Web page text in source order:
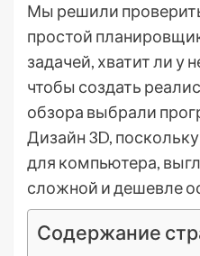
Мы решили
простой
задачей, хватит ли у
чтобы создать
обзора выбрали
Дизайн 3D,
для компьютера,
сложной и дешевле
Содержание